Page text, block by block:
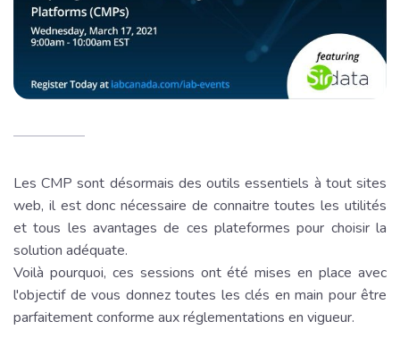
Les CMP sont désormais des outils essentiels à tout sites
web, il est donc nécessaire de connaitre toutes les utilités
et tous les avantages de ces plateformes pour choisir la
solution adéquate.
Voilà pourquoi, ces sessions ont été mises en place avec
l'objectif de vous donnez toutes les clés en main pour être
parfaitement conforme aux réglementations en vigueur.